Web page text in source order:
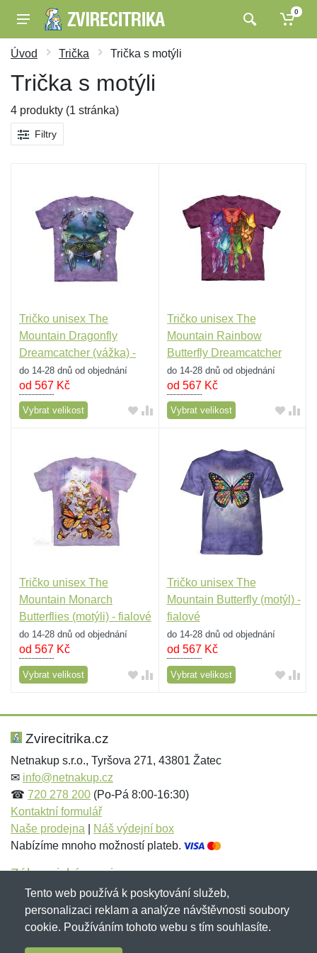
0
Úvod Trička Trička s motýli
Trička s motýli
4 produkty (1 stránka)
Filtry
Tričko unisex The
Mountain Dragonfly
Dreamcatcher (vážka) -
fialové
do 14-28 dnů od objednání
od 567 Kč
Vybrat velikost
Tričko unisex The
Mountain Rainbow
Butterfly Dreamcatcher
(motýli) - fialové
do 14-28 dnů od objednání
od 567Kč
Vybrat velikost
Tričko unisex The
Mountain Monarch
Butterflies (motýli) - fialové
do 14-28 dnů od objednání
od 567 Kč
Vybrat velikost
Tričko unisex The
Mountain Butterfly (motýl) -
fialové
do 14-28 dnů od objednání
od 567Kč
Vybrat velikost
Zvirecitrika.cz
Netnakup s.r.o., Tyršova 271, 43801 Žatec
✉ info@netnakup.cz
☎ 720 278 200 (Po-Pá 8:00-16:30)
Kontaktní formulář
Naše prodejna
Náš výdejní box
Nabízíme mnoho možností plateb.
Zákaznický servis
Novinky emailem
Tento web používá k poskytování služeb,
personalizaci reklam a analýze návštěvnosti soubory
cookie. Používáním tohoto webu s tím souhlasíte.